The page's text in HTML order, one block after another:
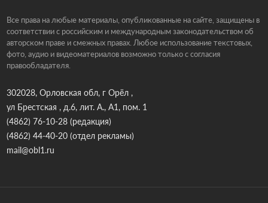
Все права на любые материалы, опубликованные на сайте, защищены в
соответствии с российским и международным законодательством об
авторском праве и смежных правах. Любое использование текстовых,
фото, аудио и видеоматериалов возможно только с согласия
правообладателя.
302028, Орловская обл, г Орёл ,
ул Брестская , д.6, лит. А., А1, пом. 1
(4862) 76-10-28(редакция)
(4862) 44-40-20(отдел рекламы)
mail@obl1.ru